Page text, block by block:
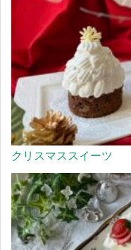
クリスマススイーツ